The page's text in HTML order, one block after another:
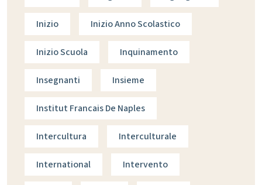
Inizio Inizio Anno Scolastico
Inizio Scuola Inquinamento
Insegnanti Insieme
Institut Francais De Naples
Intercultura Interculturale
International Intervento